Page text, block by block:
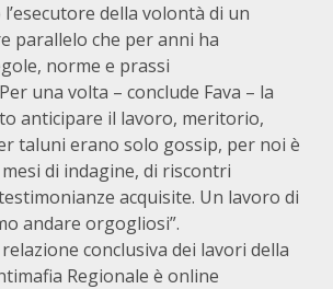
della volontà di un
parallelo che per anni ha
norme e prassi
una volta – conclude Fava – la
anticipare il lavoro, meritorio,
taluni erano solo gossip, per noi è
di indagine, di riscontri
acquisite. Un lavoro di
andare orgogliosi”.
conclusiva dei lavori della
Regionale è online